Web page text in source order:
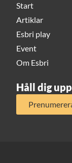
Start
Artiklar
Esbri play
Event
Om Esbri
Håll dig